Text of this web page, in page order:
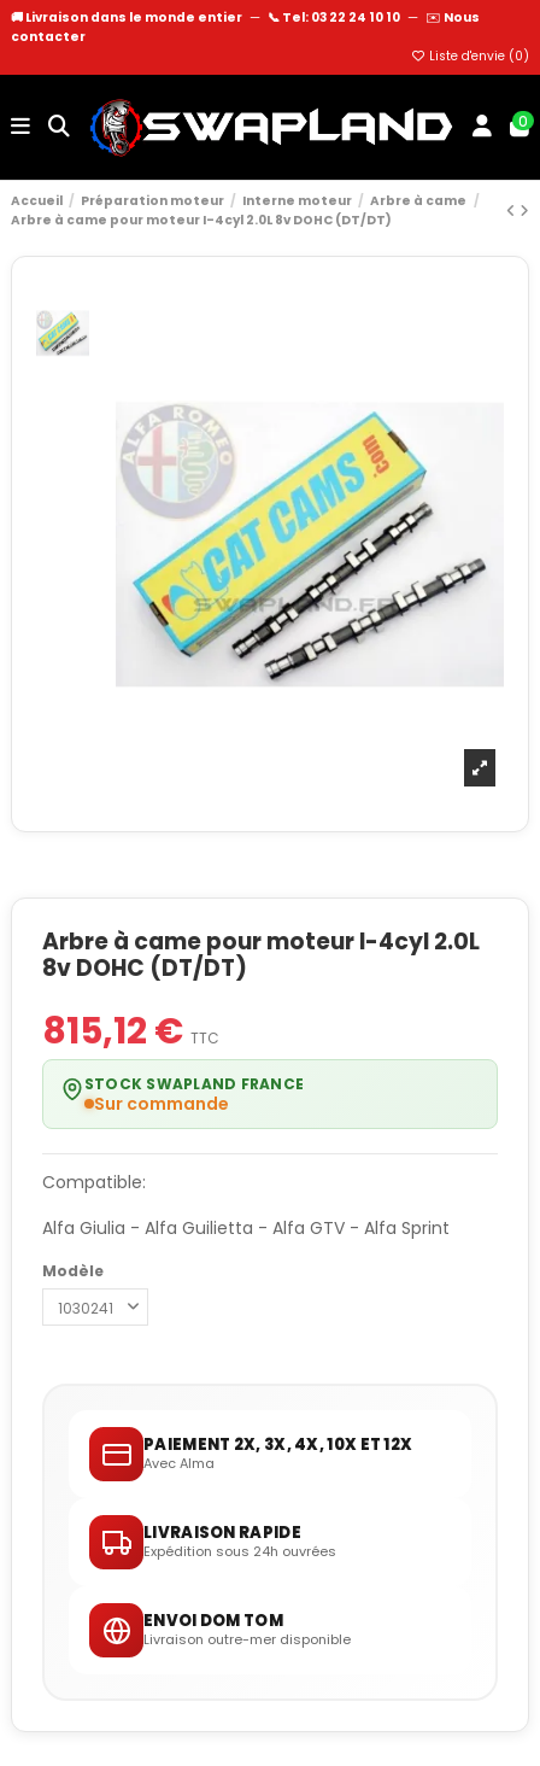
🚚 Livraison dans le monde entier — 📞 Tel: 03 22 24 10 10 — ✉️ Nous
contacter
Liste d'envie (0)
0
Accueil Préparation moteur Interne moteur
Arbre à came
Arbre à came pour moteur I-4cyl 2.0L 8v DOHC (DT/DT)
Arbre à came pour moteur I-4cyl 2.0L
8v DOHC (DT/DT)
815,12 € TTC
STOCK SWAPLAND FRANCE
Sur commande
Compatible:
Alfa Giulia - Alfa Guilietta - Alfa GTV - Alfa Sprint
Modèle
PAIEMENT 2X, 3X, 4X, 10X ET 12X
Avec Alma
LIVRAISON RAPIDE
Expédition sous 24h ouvrées
ENVOI DOM TOM
Livraison outre-mer disponible